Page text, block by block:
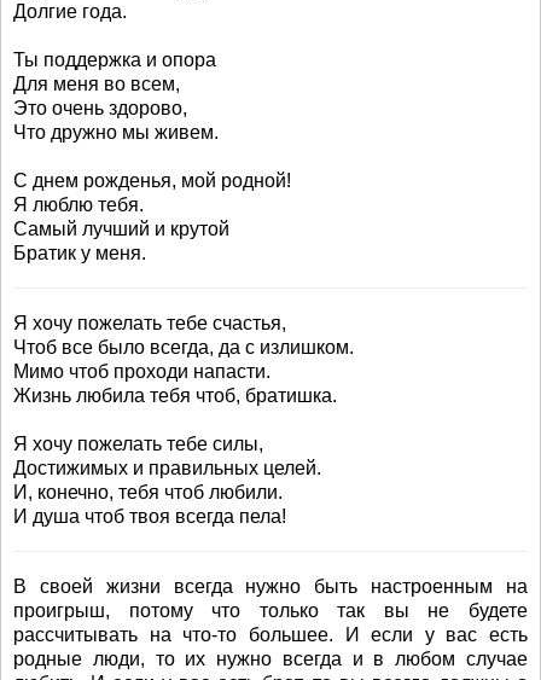
Долгие года.
Ты поддержка и опора
Для меня во всем,
Это очень здорово,
Что дружно мы живем.
С днем рожденья, мой родной!
Я люблю тебя.
Самый лучший и крутой
Братик у меня.
Я хочу пожелать тебе счастья,
Чтоб все было всегда, да с излишком.
Мимо чтоб проходи напасти.
Жизнь любила тебя чтоб, братишка.
Я хочу пожелать тебе силы,
Достижимых и правильных целей.
И, конечно, тебя чтоб любили.
И душа чтоб твоя всегда пела!
В своей жизни всегда нужно быть настроенным на
проигрыш, потому что только так вы не будете
рассчитывать на что-то большее. И если у вас есть
родные люди, то их нужно всегда и в любом случае